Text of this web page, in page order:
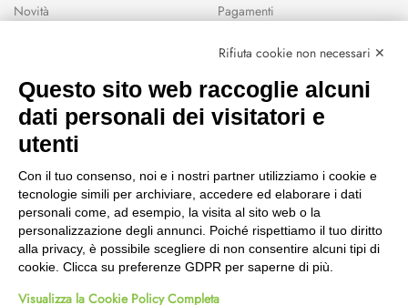
Novità
Wishlist
Pagamenti
CEP GREEN
Fanano (MO)
059 8676485
349 9202419
388 8659473
info@cepgreen.com
Orario
Rifiuta cookie non necessari ✕
Questo sito web raccoglie alcuni
dati personali dei visitatori e
utenti
Con il tuo consenso, noi e i nostri partner utilizziamo i cookie e
tecnologie simili per archiviare, accedere ed elaborare i dati
personali come, ad esempio, la visita al sito web o la
personalizzazione degli annunci. Poiché rispettiamo il tuo diritto
alla privacy, è possibile scegliere di non consentire alcuni tipi di
cookie. Clicca su preferenze GDPR per saperne di più.
Visualizza la Cookie Policy Completa